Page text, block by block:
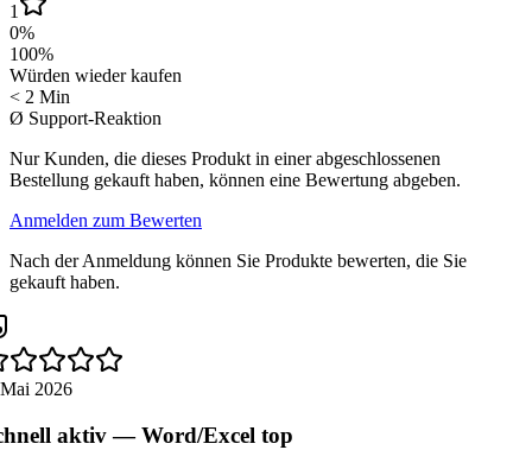
1
0%
100%
Würden wieder kaufen
< 2 Min
Ø Support-Reaktion
Nur Kunden, die dieses Produkt in einer abgeschlossenen
Bestellung gekauft haben, können eine Bewertung abgeben.
Anmelden zum Bewerten
Nach der Anmeldung können Sie Produkte bewerten, die Sie
gekauft haben.
2026
aktiv — Word/Excel top